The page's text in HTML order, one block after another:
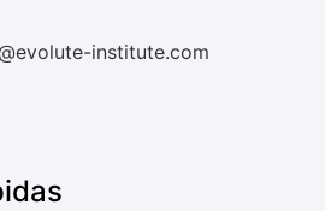
institute.com